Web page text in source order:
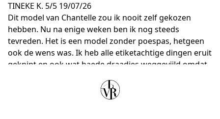
TINEKE K. 5/5 19/07/26
Dit model van Chantelle zou ik nooit zelf gekozen
hebben. Nu na enige weken ben ik nog steeds
tevreden. Het is een model zonder poespas, hetgeen
ook de wens was. Ik heb alle etiketachtige dingen eruit
geknipt en ook wat haede draadjes weggevijld omdat
Goede service en medewerkers die je goed helpen